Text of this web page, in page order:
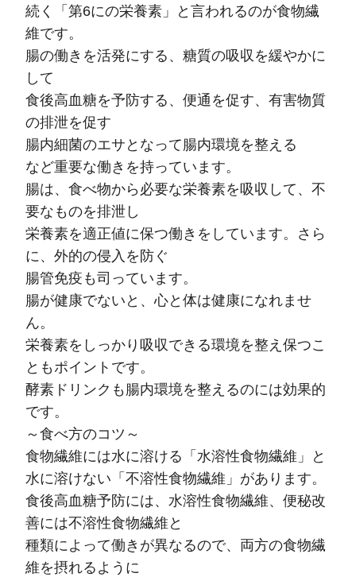
続く「第6にの栄養素」と言われるのが食物繊
維です。
腸の働きを活発にする、糖質の吸収を緩やかに
して
食後高血糖を予防する、便通を促す、有害物質
の排泄を促す
腸内細菌のエサとなって腸内環境を整える
など重要な働きを持っています。
腸は、食べ物から必要な栄養素を吸収して、不
要なものを排泄し
栄養素を適正値に保つ働きをしています。さら
に、外的の侵入を防ぐ
腸管免疫も司っています。
腸が健康でないと、心と体は健康になれませ
ん。
栄養素をしっかり吸収できる環境を整え保つこ
ともポイントです。
酵素ドリンクも腸内環境を整えるのには効果的
です。
～食べ方のコツ～
食物繊維には水に溶ける「水溶性食物繊維」と
水に溶けない「不溶性食物繊維」があります。
食後高血糖予防には、水溶性食物繊維、便秘改
善には不溶性食物繊維と
種類によって働きが異なるので、両方の食物繊
維を摂れるように